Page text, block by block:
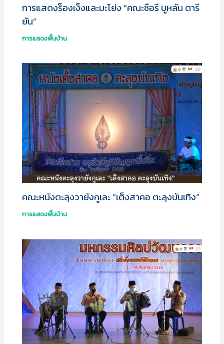
การแสดงร็องเง็งและมะโย่ง “คณะซือรี บูหลัน ตารี
ยัน”
การแสดงพื้นบ้าน
คณะหนังตะลุงวายังกูเละ “เต็งสาคอ ตะลุงบันเทิง”
การแสดงพื้นบ้าน